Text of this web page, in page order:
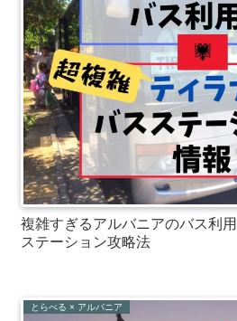
複雑すぎるアルバニアのバス利
ステーション攻略法
とらべる × アルバニア